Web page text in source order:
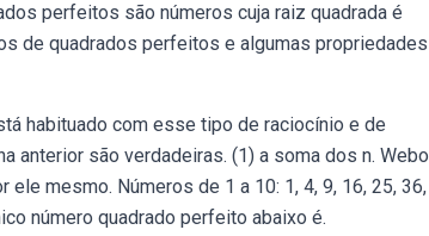
perfeitos são números cuja raiz quadrada é
de quadrados perfeitos e algumas propriedades
habituado com esse tipo de raciocínio e de
anterior são verdadeiras. (1) a soma dos n. Webo
mesmo. Números de 1 a 10: 1, 4, 9, 16, 25, 36,
número quadrado perfeito abaixo é.